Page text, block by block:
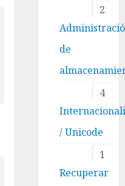
2
de
4
/ Unicode
1
Recuperar